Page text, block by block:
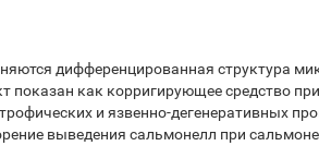
дифференцированная структура
показан как корригирующее средство
и язвенно-дегенеративных
выведения сальмонелл при